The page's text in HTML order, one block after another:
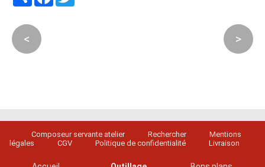
< >
Composeur servante atelier Rechercher
Mentions
légales
CGV Politique de confidentialité Livraison